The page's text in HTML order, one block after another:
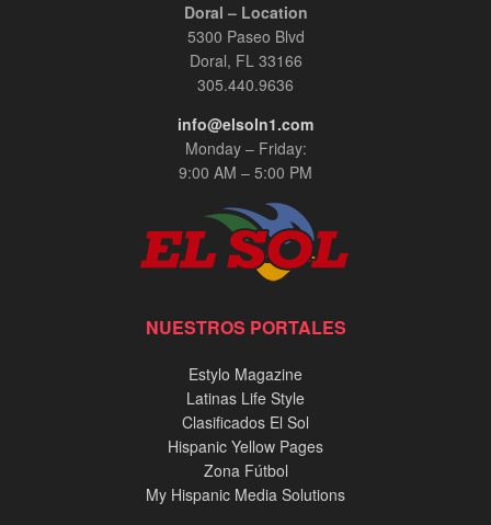
Doral – Location
5300 Paseo Blvd
Doral, FL 33166
305.440.9636
info@elsoln1.com
Monday – Friday:
9:00 AM – 5:00 PM
NUESTROS PORTALES
Estylo Magazine
Latinas Life Style
Clasificados El Sol
Hispanic Yellow Pages
Zona Fútbol
My Hispanic Media Solutions